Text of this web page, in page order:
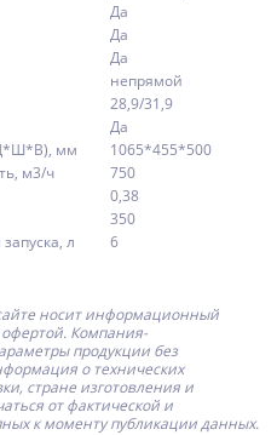
Да
Да
Да
непрямой
28,9/31,9
Да
мм
1065*455*500
м3/ч
750
0,38
350
л
6
носит информационный
Компания-
продукции без
о технических
стране изготовления и
от фактической и
к моменту публикации данных.